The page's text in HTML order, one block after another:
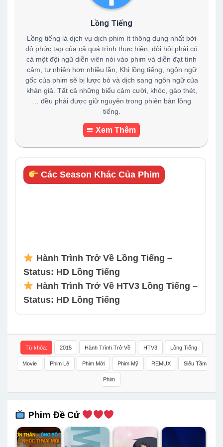
Lồng Tiếng
Lồng tiếng là dịch vụ dịch phim ít thông dụng nhất bởi
độ phức tạp của cả quá trình thực hiện, đòi hỏi phải có
cả một đội ngũ diễn viên nói vào phim và diễn đạt tình
cảm, tự nhiên hơn nhiều lần, Khi lồng tiếng, ngôn ngữ
gốc của phim sẽ bị lược bỏ và dịch sang ngôn ngữ của
khán giả. Tất cả những biểu cảm cười, khóc, gào thét,
… đều phải được giữ nguyên trong phiên bản lồng
tiếng.
Xem Thêm
Các Season Khác Của Phim
Hành Trình Trở Về Lồng Tiếng –
Status: HD Lồng Tiếng
Hành Trình Trở Về HTV3 Lồng Tiếng –
Status: HD Lồng Tiếng
Từ khóa: 2015 Hành Trình Trở Về HTV3 Lồng Tiếng
Movie Phim Lẻ Phim Mới Phim Mỹ REMUX Siêu Tầm
Phim
Phim Đề Cử